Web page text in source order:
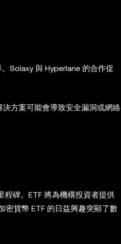
Solaxy 與 Hyperlane 的合作促
方案可能會導致安全漏洞或網絡
程碑。ETF 將為機構投資者提供
密貨幣 ETF 的日益興趣突顯了數